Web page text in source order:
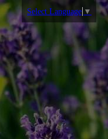
Select Language ▼